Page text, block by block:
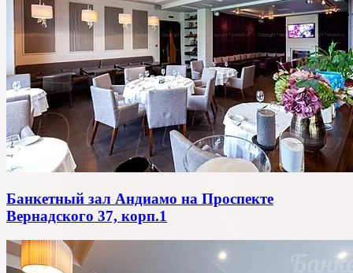
Банкетный зал Андиамо на Проспекте
Вернадского 37, корп.1